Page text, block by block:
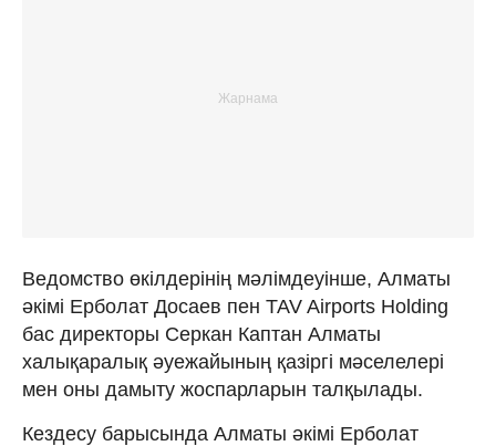
Ведомство өкілдерінің мәлімдеуінше, Алматы
әкімі Ерболат Досаев пен TAV Airports Holding
бас директоры Серкан Каптан Алматы
халықаралық әуежайының қазіргі мәселелері
мен оны дамыту жоспарларын талқылады.
Кездесу барысында Алматы әкімі Ерболат